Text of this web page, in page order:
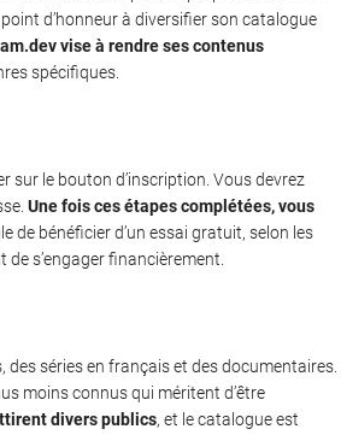
d’honneur à diversifier son catalogue
vise à rendre ses contenus
spécifiques.
sur le bouton d’inscription. Vous devrez
Une fois ces étapes complétées, vous
de bénéficier d’un essai gratuit, selon les
s’engager financièrement.
séries en français et des documentaires.
moins connus qui méritent d’être
divers publics, et le catalogue est